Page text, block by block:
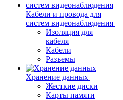
Кабели и провода для
систем видеонаблюдения
Изоляция для
кабеля
Кабели
Разъемы
Хранение данных
Жесткие диски
Карты памяти